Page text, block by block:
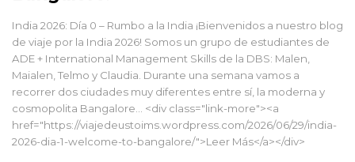
India 2026: Día 0 – Rumbo a la India ¡Bienvenidos a nuestro blog
de viaje por la India 2026! Somos un grupo de estudiantes de
ADE + International Management Skills de la DBS: Malen,
Maialen, Telmo y Claudia. Durante una semana vamos a
recorrer dos ciudades muy diferentes entre sí, la moderna y
cosmopolita Bangalore... <div class="link-more"><a
href="https://viajedeustoims.wordpress.com/2026/06/29/india-
2026-dia-1-welcome-to-bangalore/">Leer Más</a></div>